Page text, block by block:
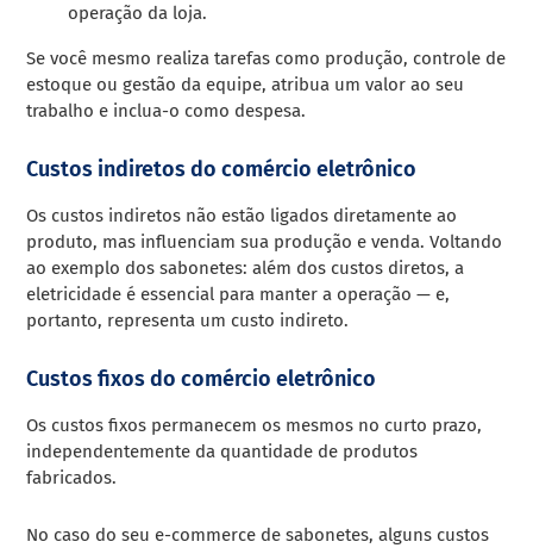
operação da loja.
Se você mesmo realiza tarefas como produção, controle de
estoque ou gestão da equipe, atribua um valor ao seu
trabalho e inclua-o como despesa.
Custos indiretos do comércio eletrônico
Os custos indiretos não estão ligados diretamente ao
produto, mas influenciam sua produção e venda. Voltando
ao exemplo dos sabonetes: além dos custos diretos, a
eletricidade é essencial para manter a operação — e,
portanto, representa um custo indireto.
Custos fixos do comércio eletrônico
Os custos fixos permanecem os mesmos no curto prazo,
independentemente da quantidade de produtos
fabricados.
No caso do seu e-commerce de sabonetes, alguns custos